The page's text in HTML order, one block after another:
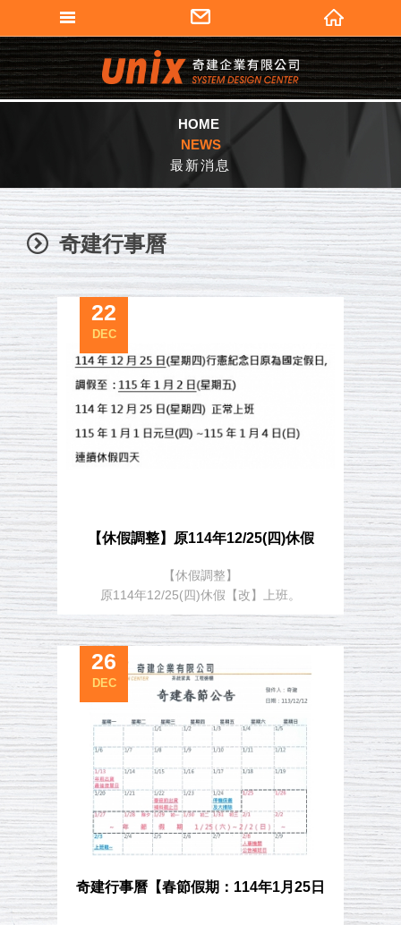
奇建企業有限公司
HOME
NEWS
最新消息
奇建行事曆
22
DEC
【休假調整】原114年12/25(四)休假
【改】上班。連假：115年1月
1(四)~4(日)日
【休假調整】
原114年12/25(四)休假【改】上班。
26
DEC
奇建行事曆【春節假期：114年1月25日
填寫匯款通知
會員登入
加入會員
忘記密碼
密碼修改
個人資料修改
訂單查詢
會員登出